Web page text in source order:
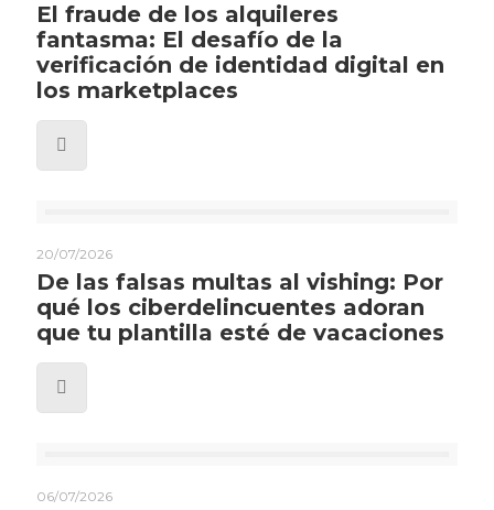
El fraude de los alquileres
fantasma: El desafío de la
verificación de identidad digital en
los marketplaces
20/07/2026
De las falsas multas al vishing: Por
qué los ciberdelincuentes adoran
que tu plantilla esté de vacaciones
06/07/2026